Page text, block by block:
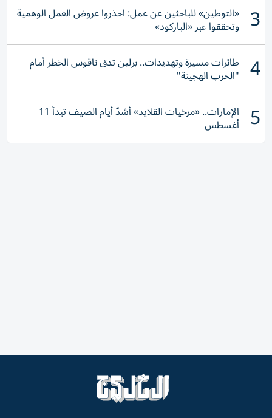
3 «التوطين» للباحثين عن عمل: احذروا عروض العمل الوهمية
وتحققوا عبر «الباركود»
4 طائرات مسيرة وتهديدات.. برلين تدق ناقوس الخطر أمام
"الحرب الهجينة"
5 الإمارات.. «مرخيات القلايد» أشدّ أيام الصيف تبدأ 11
أغسطس